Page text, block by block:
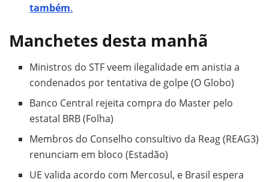
também.
Manchetes desta manhã
Ministros do STF veem ilegalidade em anistia a
condenados por tentativa de golpe (O Globo)
Banco Central rejeita compra do Master pelo
estatal BRB (Folha)
Membros do Conselho consultivo da Reag (REAG3)
renunciam em bloco (Estadão)
UE valida acordo com Mercosul, e Brasil espera